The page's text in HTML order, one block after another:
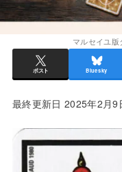
マルセイユ版
ポスト Bluesky
最終更新日 2025年2月9